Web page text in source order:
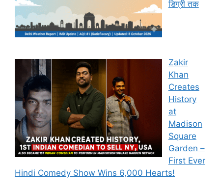
डिग्री तक
Zakir
Khan
Creates
History
at
Madison
Square
Garden –
First Ever
Hindi Comedy Show Wins 6,000 Hearts!